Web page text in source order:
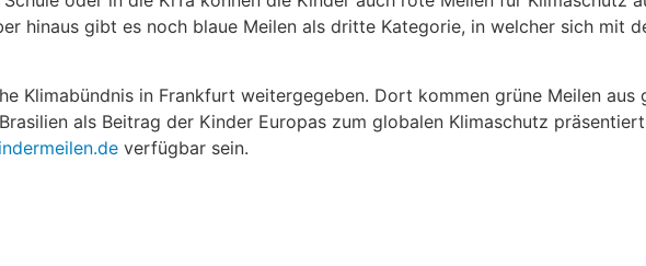
hinaus gibt es noch blaue Meilen als dritte Kategorie, in welcher sich mit
Klimabündnis in Frankfurt weitergegeben. Dort kommen grüne Meilen aus
als Beitrag der Kinder Europas zum globalen Klimaschutz
verfügbar sein.